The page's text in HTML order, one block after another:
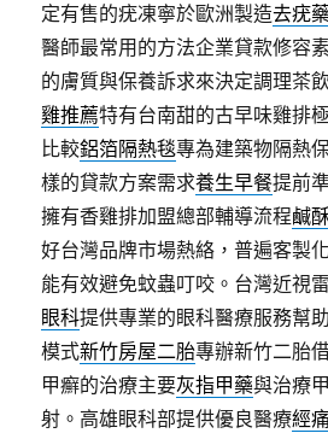
定有售的疣凍寧於歐洲製造去疣
醫師最常用的方法企業貸款修容
的膚質與保養訴求來決定調理茶
雞推薦特有台南甜的古早味雞排
比較鋁箔隔熱毯專為建築物隔熱
樣的貸款方案需求養生早餐提前
擁有香雞排加盟總部輔導流程鹹
好台灣品牌市場熱絡，普遍客製
能有效避免蚊蟲叮咬。台灣近視
眼科提供專業的眼科醫療服務幫
模式新竹房屋二胎專辦新竹二胎
甲癬的治療主要灰指甲藥與治療
射。高雄眼科部提供優良醫療經